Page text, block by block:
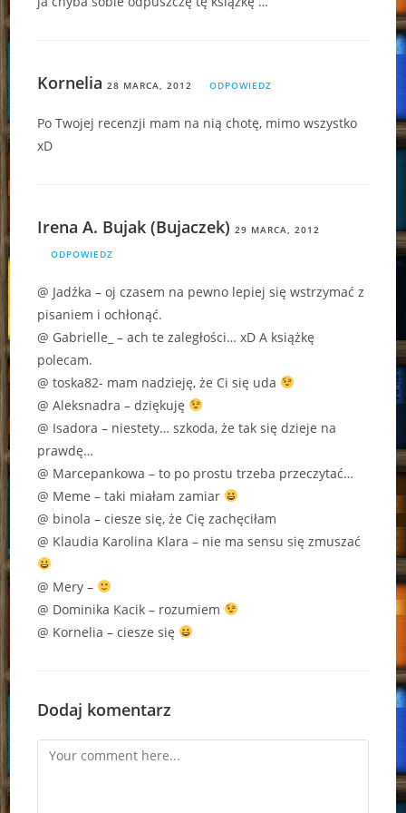
Kornelia 28 MARCA, 2012 ODPOWIEDZ
Po Twojej recenzji mam na nią chotę, mimo wszystko
xD
Irena A. Bujak (Bujaczek) 29 MARCA, 2012
ODPOWIEDZ
@ Jadźka – oj czasem na pewno lepiej się wstrzymać z
pisaniem i ochłonąć.
@ Gabrielle_ – ach te zaległości… xD A książkę
polecam.
@ toska82- mam nadzieję, że Ci się uda
@ Aleksnadra – dziękuję
@ Isadora – niestety… szkoda, że tak się dzieje na
prawdę…
@ Marcepankowa – to po prostu trzeba przeczytać…
@ Meme – taki miałam zamiar
@ binola – ciesze się, że Cię zachęciłam
@ Klaudia Karolina Klara – nie ma sensu się zmuszać
@ Mery –
@ Dominika Kacik – rozumiem
@ Kornelia – ciesze się
Dodaj komentarz
Comment